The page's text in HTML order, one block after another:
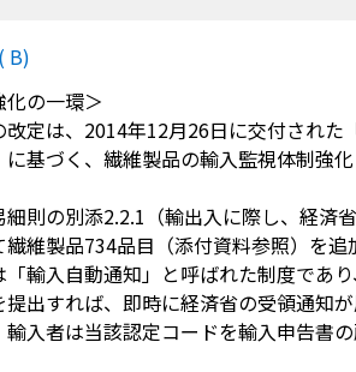
( B)
の一環＞
定は、2014年12月26日に交付され
基づく、繊維製品の輸入監視体制強化
則の別添2.2.1（輸出入に際し、経
維製品734品目（添付資料参照）を
輸入自動通知」と呼ばれた制度であ
提出すれば、即時に経済省の受領通知
入者は当該認定コードを輸入申告書